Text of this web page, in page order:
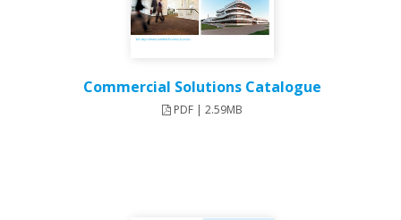
Commercial Solutions Catalogue
PDF | 2.59MB